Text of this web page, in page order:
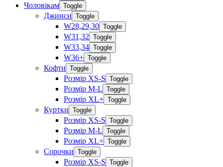
Чоловікам Toggle
Джинси Toggle
W28,29,30 Toggle
W31,32 Toggle
W33,34 Toggle
W36+ Toggle
Кофти Toggle
Розмір XS-S Toggle
Розмір M-L Toggle
Розмір XL+ Toggle
Куртки Toggle
Розмір XS-S Toggle
Розмір M-L Toggle
Розмір XL+ Toggle
Сорочки Toggle
Розмір XS-S Toggle